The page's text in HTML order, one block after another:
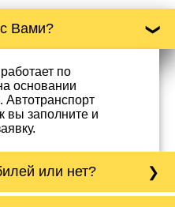
Вами?
по
основании
Автотранспорт
вы заполните и
или нет?